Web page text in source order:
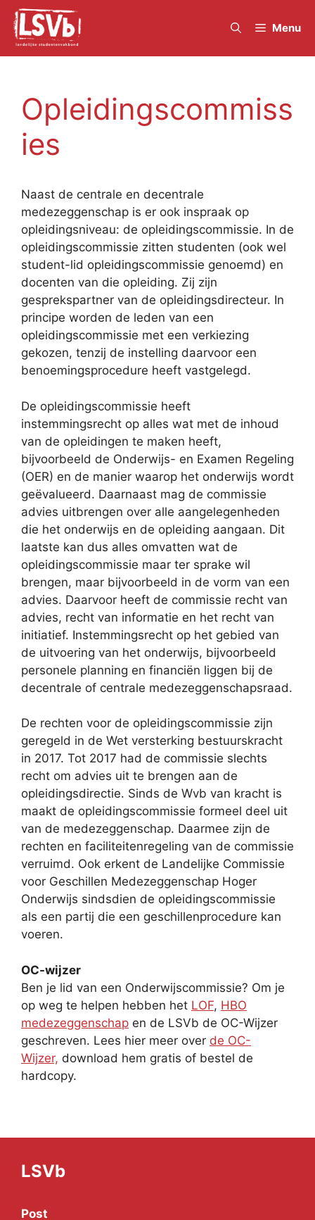
Skip
content
Menu
Opleidingscommiss
ies
Naast de centrale en decentrale
medezeggenschap is er ook inspraak op
opleidingsniveau: de opleidingscommissie. In de
opleidingscommissie zitten studenten (ook wel
student-lid opleidingscommissie genoemd) en
docenten van die opleiding. Zij zijn
gesprekspartner van de opleidingsdirecteur. In
principe worden de leden van een
opleidingscommissie met een verkiezing
gekozen, tenzij de instelling daarvoor een
benoemingsprocedure heeft vastgelegd.
De opleidingscommissie heeft
instemmingsrecht op alles wat met de inhoud
van de opleidingen te maken heeft,
bijvoorbeeld de Onderwijs- en Examen Regeling
(OER) en de manier waarop het onderwijs wordt
geëvalueerd. Daarnaast mag de commissie
advies uitbrengen over alle aangelegenheden
die het onderwijs en de opleiding aangaan. Dit
laatste kan dus alles omvatten wat de
opleidingscommissie maar ter sprake wil
brengen, maar bijvoorbeeld in de vorm van een
advies. Daarvoor heeft de commissie recht van
advies, recht van informatie en het recht van
initiatief. Instemmingsrecht op het gebied van
de uitvoering van het onderwijs, bijvoorbeeld
personele planning en financiën liggen bij de
decentrale of centrale medezeggenschapsraad.
De rechten voor de opleidingscommissie zijn
geregeld in de Wet versterking bestuurskracht
in 2017. Tot 2017 had de commissie slechts
recht om advies uit te brengen aan de
opleidingsdirectie. Sinds de Wvb van kracht is
maakt de opleidingscommissie formeel deel uit
van de medezeggenschap. Daarmee zijn de
rechten en faciliteitenregeling van de commissie
verruimd. Ook erkent de Landelijke Commissie
voor Geschillen Medezeggenschap Hoger
Onderwijs sindsdien de opleidingscommissie
als een partij die een geschillenprocedure kan
voeren.
OC-wijzer
Ben je lid van een Onderwijscommissie? Om je
op weg te helpen hebben het LOF, HBO
medezeggenschap en de LSVb de OC-Wijzer
geschreven. Lees hier meer over de OC-
Wijzer, download hem gratis of bestel de
hardcopy.
LSVb
Post